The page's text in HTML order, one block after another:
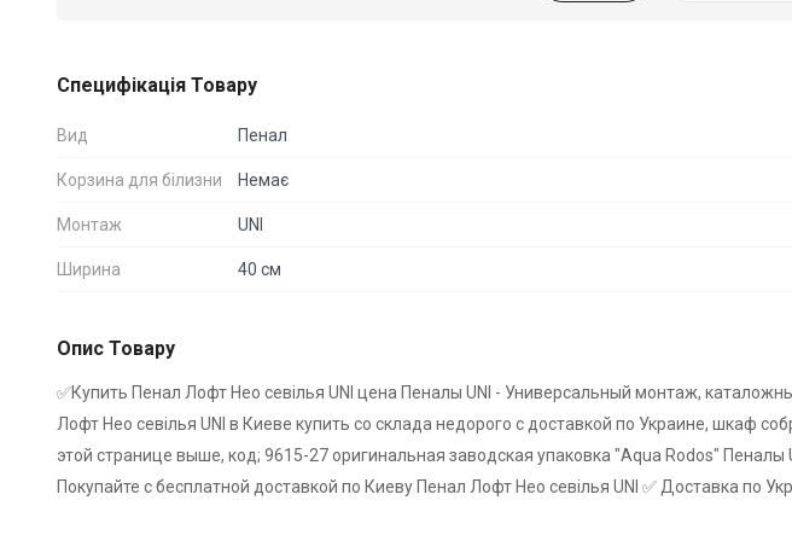
Специфікація Товару
Вид Пенал
Корзина для білизни Немає
Монтаж UNI
Ширина 40 см
Опис Товару
✅Купить Пенал Лофт Нео севілья UNI цена Пеналы UNI - Универсальный монтаж,
Лофт Нео севілья UNI в Киеве купить со склада недорого с доставкой по Украине, шкаф
этой странице выше, код; 9615-27 оригинальная заводская упаковка "Aqua Rodos"
Покупайте с бесплатной доставкой по Киеву Пенал Лофт Нео севілья UNI ✅ Доставка по